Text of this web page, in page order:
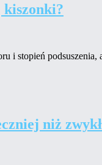
kiszonki?
stopień podsuszenia,
niż